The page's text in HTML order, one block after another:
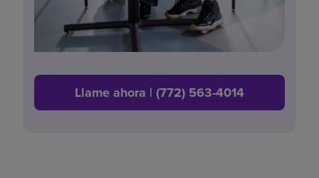
Llame ahora | (772) 563-4014